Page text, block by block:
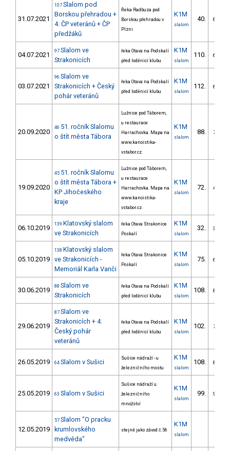
31.07.2021
107 Slalom pod
Borskou přehradou +
4. ČP veteránů + ČP
předžáků
Řeka Radbuza pod
Borskou přehradou v
Plzni
K1M
slalom
40. 6/VS
04.07.2021 97 Slalom ve
Strakonicích
řeka Otava na Podskalí
před loděnicí klubu
K1M
slalom
110. 6/VS
03.07.2021
96 Slalom ve
Strakonicích + Český
pohár veteránů
řeka Otava na Podskalí
před loděnicí klubu
K1M
slalom
112. 6/VS
20.09.2020
46 51. ročník Slalomu
o štít města Tábora
Lužnice pod Táborem,
u restaurace
Harrachovka. Mapa na
www.kanoistika-
vstabor.cz.
K1M
slalom
88. 7/VS
19.09.2020
45 51. ročník Slalomu
o štít města Tábora +
KP Jihočeského
kraje
Lužnice pod Táborem,
u restaurace
Harrachovka. Mapa na
www.kanoistika-
vstabor.cz.
K1M
slalom
72. 4/VS
06.10.2019 139 Klatovský slalom
ve Strakonicích
řeka Otava Strakonice
Poskalí
K1M
slalom
32. 3/VS
05.10.2019
138 Klatovský slalom
ve Strakonicích -
Memoriál Karla Vanči
řeka Otava Strakonice
Poskalí
K1M
slalom
75. 6/VS
30.06.2019 88 Slalom ve
Strakonicích
řeka Otava na Podskalí
před loděnicí klubu
K1M
slalom
108. 8/VS
29.06.2019
87 Slalom ve
Strakonicích + 4.
Český pohár
veteránů
řeka Otava na Podskalí
před loděnicí klubu
K1M
slalom
102. 7/VS
26.05.2019 64 Slalom v Sušici
Sušice nádraží - u
železničního mostu
K1M
slalom
108. 8/VS
25.05.2019 63 Slalom v Sušici
Sušice nádraží u
železničního
množství
K1M
slalom
99. 9/VS
12.05.2019
57 Slalom "O pracku
krumlovského
medvěda"
stejně jako závod č.56
K1M
slalom